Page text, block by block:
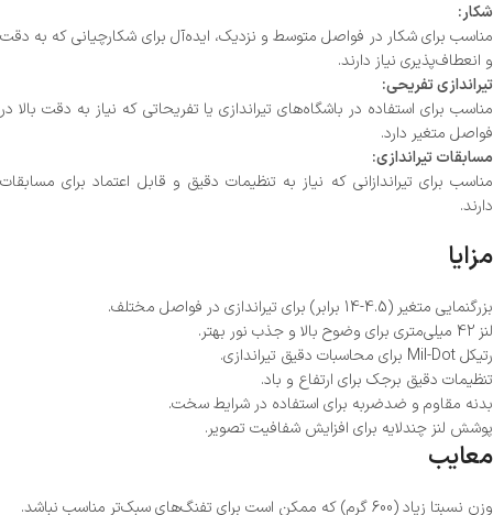
شکار:
مناسب برای شکار در فواصل متوسط و نزدیک، ایده‌آل برای شکارچیانی که به دقت
و انعطاف‌پذیری نیاز دارند.
تیراندازی تفریحی:
مناسب برای استفاده در باشگاه‌های تیراندازی یا تفریحاتی که نیاز به دقت بالا در
فواصل متغیر دارد.
مسابقات تیراندازی:
مناسب برای تیراندازانی که نیاز به تنظیمات دقیق و قابل اعتماد برای مسابقات
دارند.
مزایا
بزرگنمایی متغیر (4.5-14 برابر) برای تیراندازی در فواصل مختلف.
لنز 42 میلی‌متری برای وضوح بالا و جذب نور بهتر.
رتیکل Mil-Dot برای محاسبات دقیق تیراندازی.
تنظیمات دقیق برجک برای ارتفاع و باد.
بدنه مقاوم و ضدضربه برای استفاده در شرایط سخت.
پوشش لنز چندلایه برای افزایش شفافیت تصویر.
معایب
وزن نسبتا زیاد (600 گرم) که ممکن است برای تفنگ‌های سبک‌تر مناسب نباشد.